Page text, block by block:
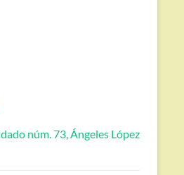
núm. 73, Ángeles López